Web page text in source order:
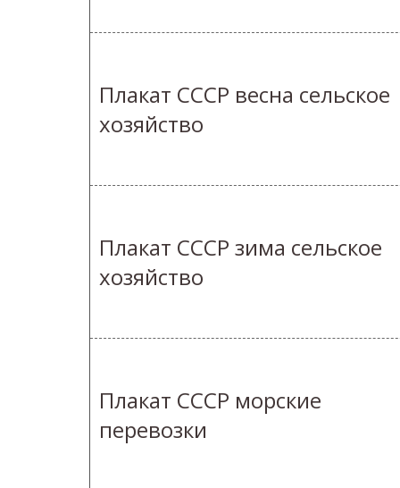
Плакат СССР весна сельское
хозяйство
Плакат СССР зима сельское
хозяйство
Плакат СССР морские
перевозки